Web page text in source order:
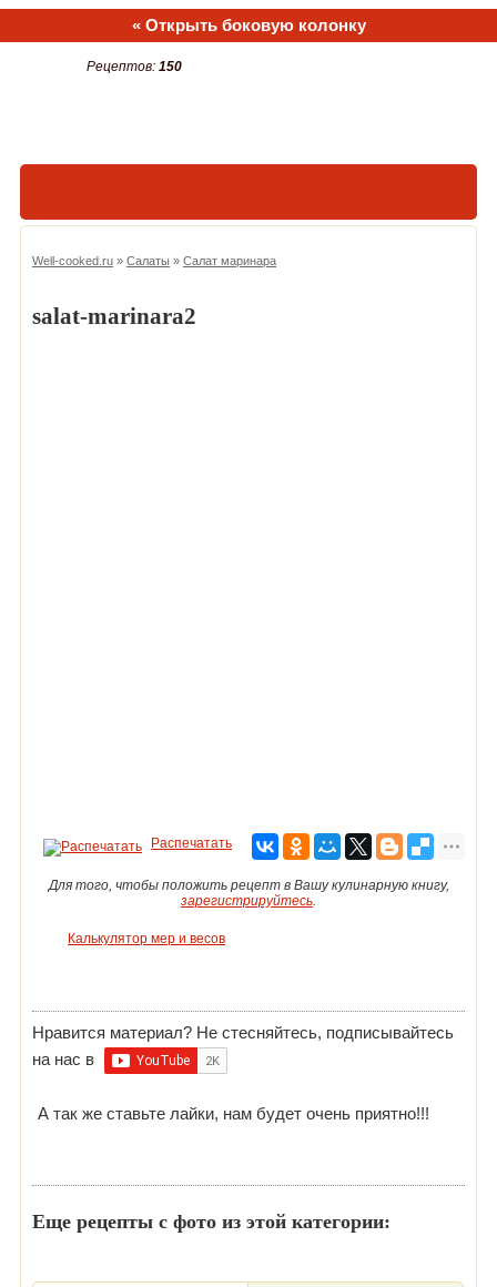
« Открыть боковую колонку
Рецептов: 150
Well-cooked.ru » Салаты » Салат маринара
salat-marinara2
Распечатать
Для того, чтобы положить рецепт в Вашу кулинарную книгу,
зарегистрируйтесь.
Калькулятор мер и весов
Нравится материал? Не стесняйтесь, подписывайтесь
на нас в
А так же ставьте лайки, нам будет очень приятно!!!
Еще рецепты с фото из этой категории: